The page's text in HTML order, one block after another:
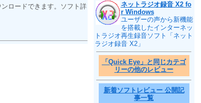
ロードできます。ソフト詳
ネットラジオ録音 X2 fo
r Windows
ユーザーの声から新機能
を搭載したインターネッ
トラジオ再生録音ソフト「ネット
ラジオ録音 X2」
「Quick Eye」と同じカテゴ
リーの他のレビュー
新着ソフトレビュー 公開記
事一覧